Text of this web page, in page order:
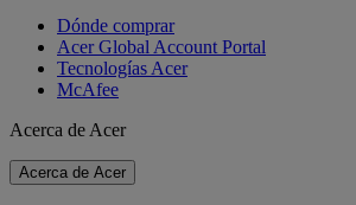
Dónde comprar
Acer Global Account Portal
Tecnologías Acer
McAfee
Acerca de Acer
Acerca de Acer